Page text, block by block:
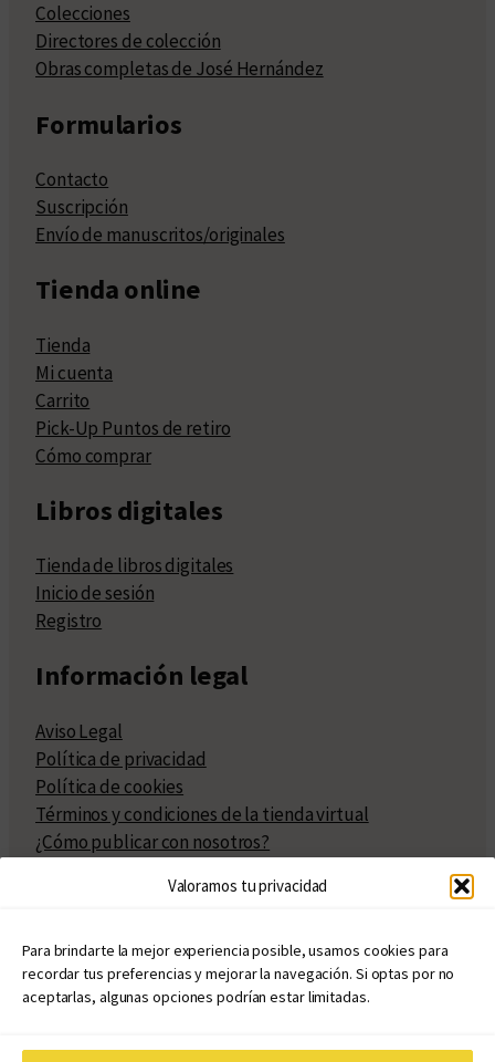
Valoramos tu privacidad
Para brindarte la mejor experiencia posible, usamos cookies para
recordar tus preferencias y mejorar la navegación. Si optas por no
aceptarlas, algunas opciones podrían estar limitadas.
Colecciones
Directores de colección
Obras completas de José Hernández
Formularios
Contacto
Suscripción
Envío de manuscritos/originales
Tienda online
Tienda
Mi cuenta
Carrito
Pick-Up Puntos de retiro
Cómo comprar
Libros digitales
Tienda de libros digitales
Inicio de sesión
Registro
Información legal
Aviso Legal
Política de privacidad
Política de cookies
Términos y condiciones de la tienda virtual
¿Cómo publicar con nosotros?
Políticas de publicación
Políticas de coedición
Atribuciones